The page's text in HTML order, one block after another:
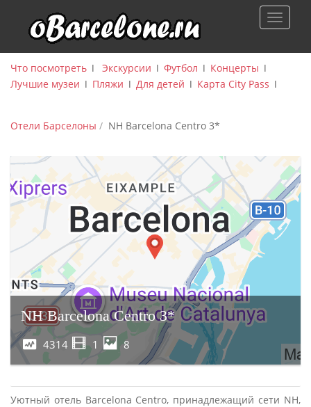
p
Что посмотреть ǀ Экскурсии ǀ Футбол ǀ Концерты ǀ
Лучшие музеи ǀ Пляжи ǀ Для детей ǀ Карта City Pass ǀ
Отели Барселоны NH Barcelona Centro 3*
NH Barcelona Centro 3*
4314 1 8
Уютный отель Barcelona Centro, принадлежащий сети NH,